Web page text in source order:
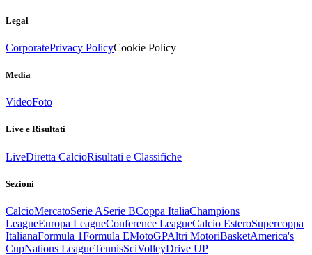
Legal
CorporatePrivacy PolicyCookie Policy
Media
VideoFoto
Live e Risultati
LiveDiretta CalcioRisultati e Classifiche
Sezioni
CalcioMercatoSerie ASerie BCoppa ItaliaChampions
LeagueEuropa LeagueConference LeagueCalcio EsteroSupercoppa
ItalianaFormula 1Formula EMotoGPAltri MotoriBasketAmerica's
CupNations LeagueTennisSciVolleyDrive UP